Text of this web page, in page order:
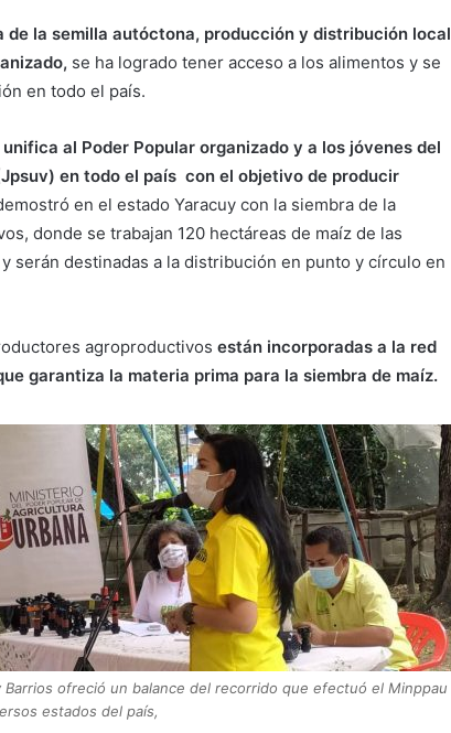
de la semilla autóctona, producción y distribución local
se ha logrado tener acceso a los alimentos y se
en todo el país.
al Poder Popular organizado y a los jóvenes del
en todo el país con el objetivo de producir
en el estado Yaracuy con la siembra de la
donde se trabajan 120 hectáreas de maíz de las
serán destinadas a la distribución en punto y círculo en
agroproductivosestán incorporadas a la red
garantiza la materia prima para la siembra de maíz.
Barrios ofreció un balance del recorrido que efectuó el Minppau
estados del país,